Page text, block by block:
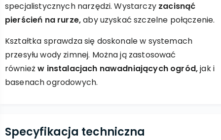
specjalistycznych narzędzi. Wystarczy zacisnąć
pierścień na rurze,aby uzyskać szczelne połączenie.
Kształtka sprawdza się doskonale w systemach
przesyłu wody zimnej. Można ją zastosować
równieżw instalacjach nawadniających ogród,jak i
basenach ogrodowych.
Specyfikacja techniczna